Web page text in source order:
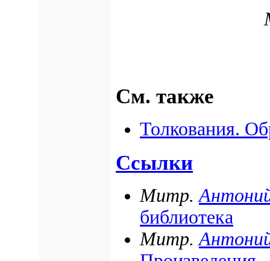
См. также
Толкования.
Ссылки
Митр.
библиотека
Митр.